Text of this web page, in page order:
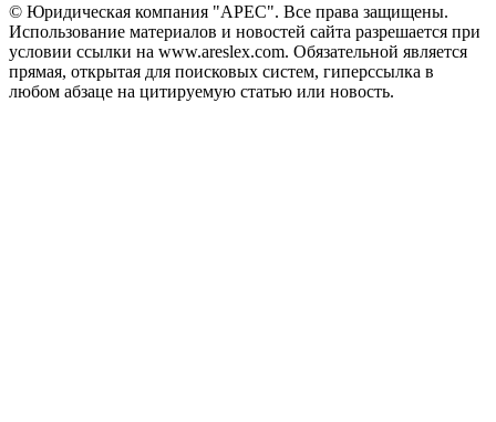
© Юридическая компания "АРЕС". Все права защищены.
Использование материалов и новостей сайта разрешается при
условии ссылки на www.areslex.com. Обязательной является
прямая, открытая для поисковых систем, гиперссылка в
любом абзаце на цитируемую статью или новость.